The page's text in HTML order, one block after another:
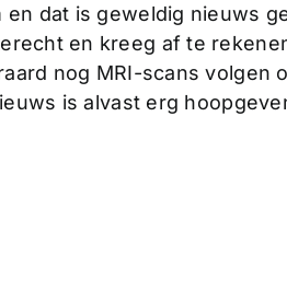
dat is geweldig nieuws
en kreeg af te
nog MRI-scans volgen
is alvast erg